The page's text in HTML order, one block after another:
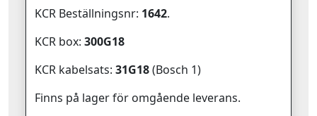
KCR Beställningsnr: 1642.
KCR box: 300G18
KCR kabelsats: 31G18(Bosch 1)
Finns på lager för omgående leverans.